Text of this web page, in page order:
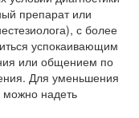
препарат или
с более
успокаивающим
или общением по
Для уменьшения
надеть